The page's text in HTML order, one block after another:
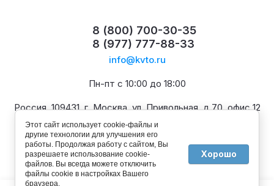
8 (800) 700-30-35
8 (977) 777-88-33
info@kvto.ru
Пн-пт с 10:00 до 18:00
Россия, 109431, г. Москва, ул. Привольная, д.70, офис 12
Этот сайт использует cookie-файлы и
другие технологии для улучшения его
работы. Продолжая работу с сайтом, Вы
разрешаете использование cookie-
файлов. Вы всегда можете отключить
файлы cookie в настройках Вашего
браузера.
Хорошо